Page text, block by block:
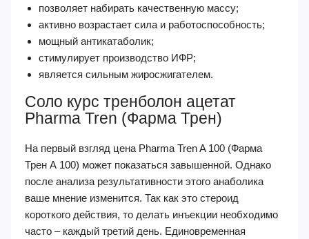
позволяет набирать качественную массу;
активно возрастает сила и работоспособность;
мощный антикатаболик;
стимулирует производство ИФР;
является сильным жиросжигателем.
Соло курс тренболон ацетат
Pharma Tren (Фарма Трен)
На первый взгляд цена Pharma Tren A 100 (Фарма
Трен А 100) может показаться завышенной. Однако
после анализа результативности этого анаболика
ваше мнение изменится. Так как это стероид
короткого действия, то делать инъекции необходимо
часто – каждый третий день. Единовременная